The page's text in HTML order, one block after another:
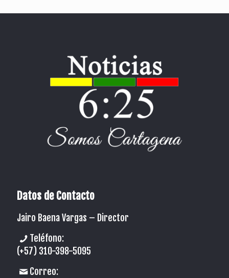
Datos de Contacto
Jairo Baena Vargas – Director
Teléfono:
(+57) 310-398-5095
Correo: